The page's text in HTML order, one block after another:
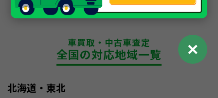
車買取・中古車査定
全国の対応地域一覧
北海道・東北
✕